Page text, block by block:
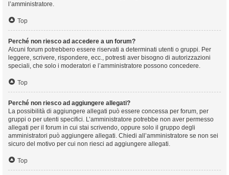
l’amministratore.
Top
Perché non riesco ad accedere a un forum?
Alcuni forum potrebbero essere riservati a determinati utenti o gruppi. Per
leggere, scrivere, rispondere, ecc., potresti aver bisogno di autorizzazioni
speciali, che solo i moderatori e l’amministratore possono concedere.
Top
Perché non riesco ad aggiungere allegati?
La possibilità di aggiungere allegati può essere concessa per forum, per
gruppi o per utenti specifici. L’amministratore potrebbe non aver permesso
allegati per il forum in cui stai scrivendo, oppure solo il gruppo degli
amministratori può aggiungere allegati. Chiedi all’amministratore se non sei
sicuro del motivo per cui non riesci ad aggiungere allegati.
Top